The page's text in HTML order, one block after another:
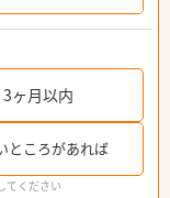
3ヶ月以内
ところがあれば
てください